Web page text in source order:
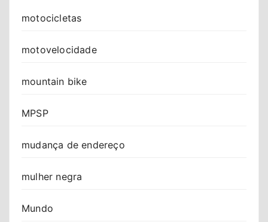
motocicletas
motovelocidade
mountain bike
MPSP
mudança de endereço
mulher negra
Mundo